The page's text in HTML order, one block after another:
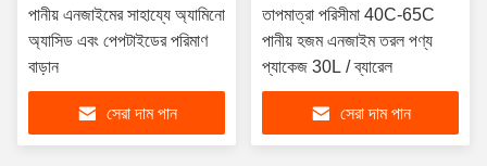
পানীয় এনজাইমের সাহায্যে অ্যামিনো
অ্যাসিড এবং পেপটাইডের পরিমাণ
বাড়ান
সেরা দাম পান
তাপমাত্রা পরিসীমা 40C-65C
পানীয় হজম এনজাইম তরল পণ্য
প্যাকেজ 30L / ব্যারেল
সেরা দাম পান